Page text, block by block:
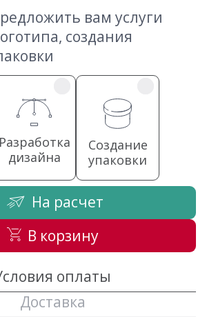
вам услуги
создания
Разработка
дизайна
Создание
упаковки
На расчет
В корзину
оплаты
Доставка